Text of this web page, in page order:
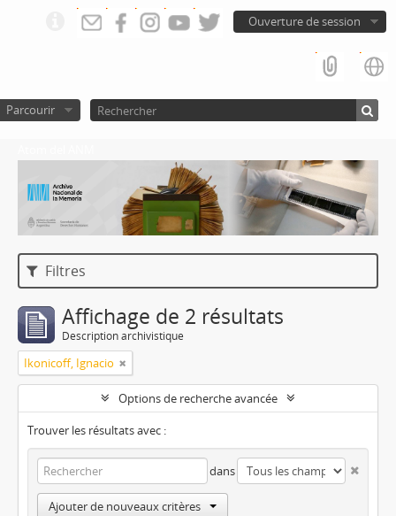
Ouverture de session
Parcourir
Filtres
Affichage de 2 résultats
Description archivistique
Ikonicoff, Ignacio
Options de recherche avancée
Trouver les résultats avec :
dans
Ajouter de nouveaux critères